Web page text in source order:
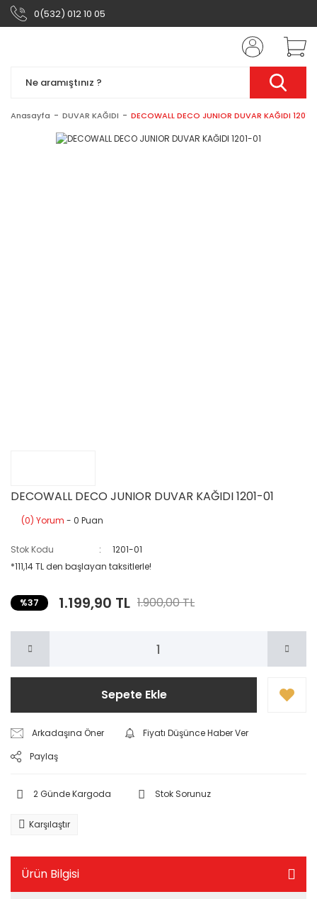
0(532) 012 10 05
Anasayfa DUVAR KAĞIDI DECOWALL DECO JUNIOR DUVAR KAĞIDI 1201-
DECOWALL DECO JUNIOR DUVAR KAĞIDI 1201-01
(0) Yorum - 0 Puan
Stok Kodu
1201-01
*111,14 TL den başlayan taksitlerle!
%37 1.199,90 TL 1.900,00 TL
Sepete Ekle
Arkadaşına Öner
Fiyatı Düşünce Haber Ver
Paylaş
2 Günde Kargoda Stok Sorunuz
Karşılaştır
Ürün Bilgisi